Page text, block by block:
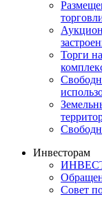
Торги
Инвесторам
Совет